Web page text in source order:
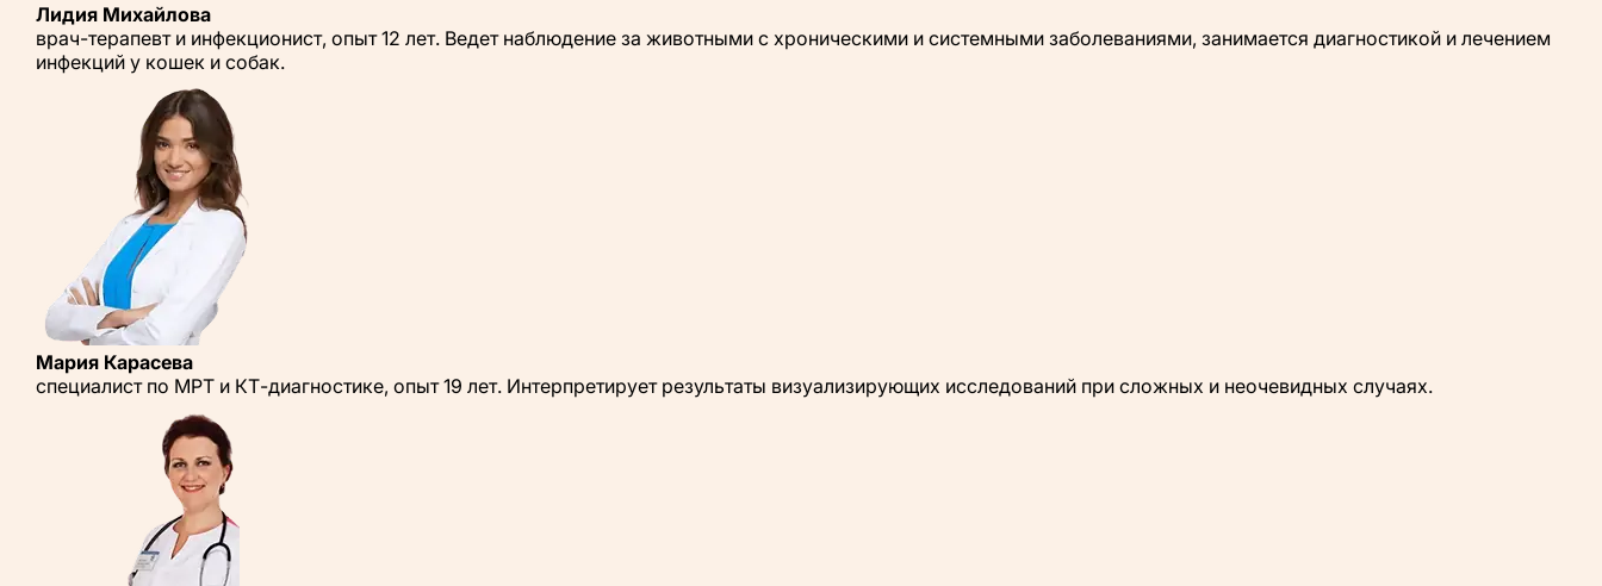
Лидия Михайлова
врач-терапевт и инфекционист, опыт 12 лет. Ведет наблюдение за животными с хроническими и системными заболеваниями, занимается диагностикой и лечением
инфекций у кошек и собак.
Мария Карасева
специалист по МРТ и КТ-диагностике, опыт 19 лет. Интерпретирует результаты визуализирующих исследований при сложных и неочевидных случаях.